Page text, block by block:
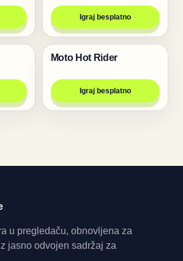
Igraj besplatno
Trke
Moto Hot Rider
Igraj besplatno
u pregledaču, obnovljena za
jasno odvojen sadržaj za